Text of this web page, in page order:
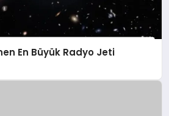
En Büyük Radyo Jeti